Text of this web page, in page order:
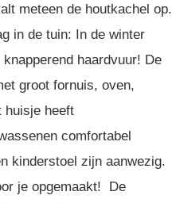
meteen de houtkachel op.
in de tuin: In de winter
haardvuur! De
groot fornuis, oven,
huisje heeft
comfortabel
kinderstoel zijn aanwezig.
je opgemaakt! De